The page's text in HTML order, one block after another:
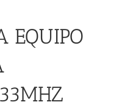
EQUIPO